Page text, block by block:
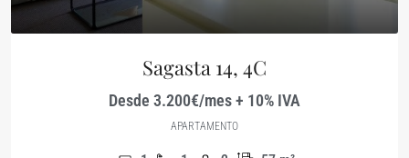
Sagasta 14, 4C
Desde 3.200€/mes + 10% IVA
APARTAMENTO